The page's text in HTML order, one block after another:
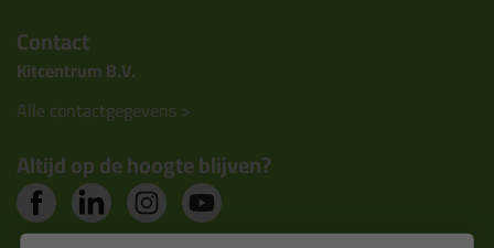
Contact
Kitcentrum B.V.
Alle contactgegevens >
Altijd op de hoogte blijven?